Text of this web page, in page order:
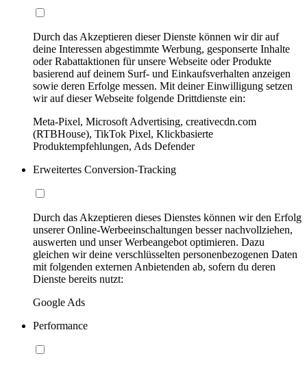
Durch das Akzeptieren dieser Dienste können wir dir auf
deine Interessen abgestimmte Werbung, gesponserte Inhalte
oder Rabattaktionen für unsere Webseite oder Produkte
basierend auf deinem Surf- und Einkaufsverhalten anzeigen
sowie deren Erfolge messen. Mit deiner Einwilligung setzen
wir auf dieser Webseite folgende Drittdienste ein:
Meta-Pixel, Microsoft Advertising, creativecdn.com
(RTBHouse), TikTok Pixel, Klickbasierte
Produktempfehlungen, Ads Defender
Erweitertes Conversion-Tracking
Durch das Akzeptieren dieses Dienstes können wir den Erfolg
unserer Online-Werbeeinschaltungen besser nachvollziehen,
auswerten und unser Werbeangebot optimieren. Dazu
gleichen wir deine verschlüsselten personenbezogenen Daten
mit folgenden externen Anbietenden ab, sofern du deren
Dienste bereits nutzt:
Google Ads
Performance